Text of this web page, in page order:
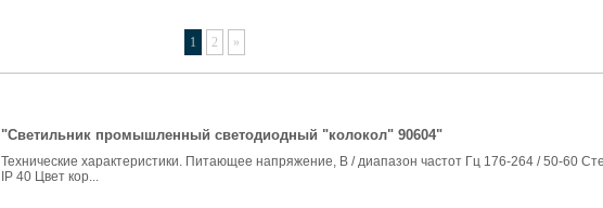
1 2 »
"Светильник промышленный светодиодный "колокол" 90604"
Технические характеристики. Питающее напряжение, В / диапазон частот Гц 176-264 / 50-60
IP 40 Цвет кор...